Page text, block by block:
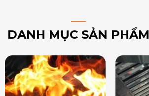
DANH MỤC SẢN PHẨM